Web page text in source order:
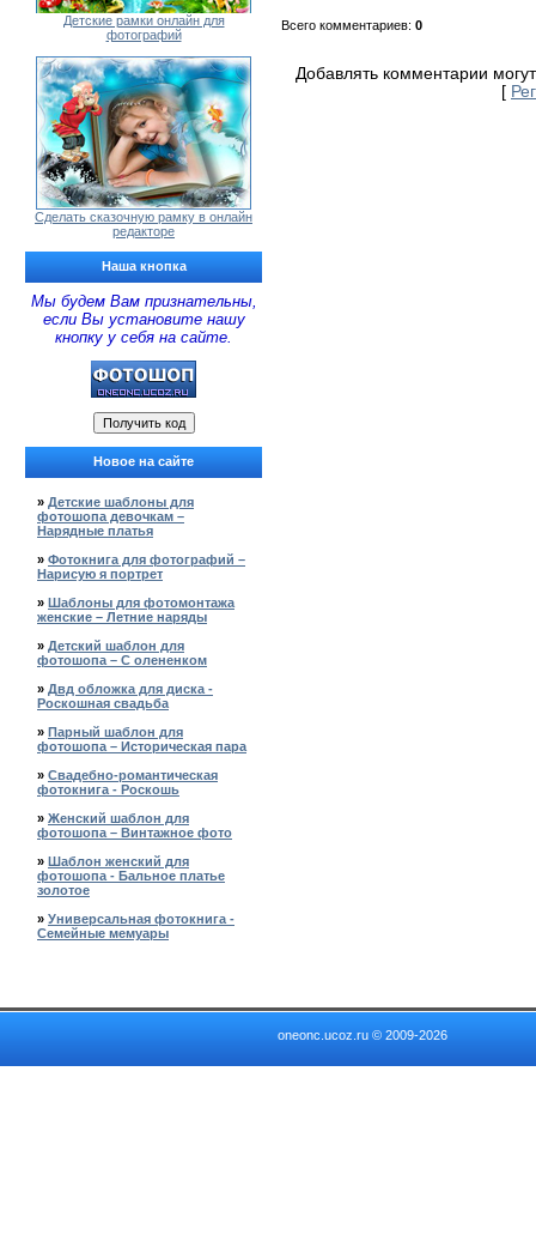
Детские рамки онлайн для
фотографий
Сделать сказочную рамку в онлайн
редакторе
Наша кнопка
Мы будем Вам признательны,
если Вы установите нашу
кнопку у себя на сайте.
Новое на сайте
» Детские шаблоны для
фотошопа девочкам –
Нарядные платья
» Фотокнига для фотографий –
Нарисую я портрет
» Шаблоны для фотомонтажа
женские – Летние наряды
» Детский шаблон для
фотошопа – С олененком
» Двд обложка для диска -
Роскошная свадьба
» Парный шаблон для
фотошопа – Историческая пара
» Свадебно-романтическая
фотокнига - Роскошь
» Женский шаблон для
фотошопа – Винтажное фото
» Шаблон женский для
фотошопа - Бальное платье
золотое
» Универсальная фотокнига -
Семейные мемуары
Всего комментариев: 0
Добавлять комментарии
[
oneonc.ucoz.ru © 2009-2026